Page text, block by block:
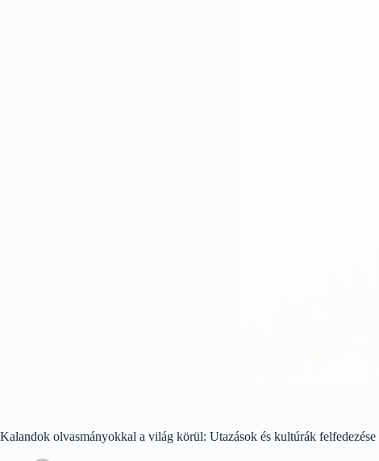
Kalandok olvasmányokkal a világ körül: Utazások és kultúrák felfedezése